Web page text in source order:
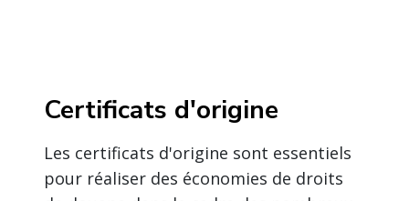
Certificats d'origine
Les certificats d'origine sont essentiels
pour réaliser des économies de droits